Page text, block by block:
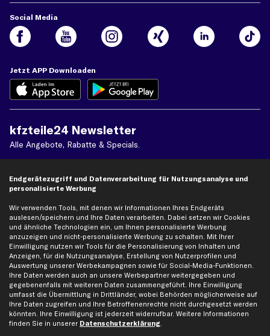
Social Media
Jetzt APP Downloaden
kfzteile24 Newsletter
Alle Angebote, Rabatte & Specials.
Ich möchte über aktuelle Vorteile und Angebote im Shop informiert werden und
Zahlungsarten
Rechnung Lastschrift Kreditkarte
Vorkasse
Versand
Endgerätezugriff und Datenverarbeitung für Nutzungsanalyse und
personalisierte Werbung
Wir verwenden Tools, mit denen wir Informationen Ihres Endgeräts
auslesen/speichern und Ihre Daten verarbeiten. Dabei setzen wir Cookies
und ähnliche Technologien ein, um Ihnen personalisierte Werbung
anzuzeigen und nicht-personalisierte Werbung zu schalten. Mit Ihrer
Einwilligung nutzen wir Tools für die Personalisierung von Inhalten und
Anzeigen, für die Nutzungsanalyse, Erstellung von Nutzerprofilen und
Auswertung unserer Werbekampagnen sowie für Social-Media-Funktionen.
Ihre Daten werden auch an unsere Werbepartner weitergegeben und
gegebenenfalls mit weiteren Daten zusammengeführt. Ihre Einwilligung
umfasst die Übermittlung in Drittländer, wobei Behörden möglicherweise auf
Ihre Daten zugreifen und Ihre Betroffenenrechte nicht durchgesetzt werden
könnten. Ihre Einwilligung ist jederzeit widerrufbar. Weitere Informationen
finden Sie in unserer Datenschutzerklärung.